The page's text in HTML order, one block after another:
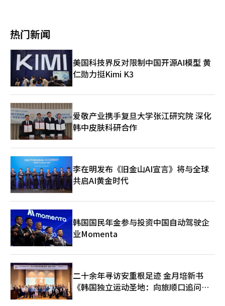
生育计划，生育计划平均为1.54人，明显高于有配偶者。 去年表示
有结婚意向的受访者占比62.2%，较2021年的50.8%上升11.4个百
分点。尚未决定是否结婚的受访者从2021年的23.9%下降到去年
的19.4%，表示尚无结婚意向的受访者从11.9%降至6.7%。研究
人员指出，该趋势出现的原因是疫情期间结婚意向跌至谷底后反
弹，还是真正转为增长趋势，还需进一步深入分析。 与此同时，
在无结婚意向的人群中，占比最多的原因是“对目前生活感到满
意”（58.4%），其后依次是“经济能力不足”（11.4%）、“没
有遇到合适对象”（10.2%）。女性群体中“对目前生活感到满
意”而不考虑结婚的比例达63.4%，比男性高9.5个百分点；而男
性群体中“经济能力不足”原因占比为17%，比女性高10.9个百分
点。 此外，已婚者在结婚时看重的价值观依次是“爱
情”（81.9%）、“伴侣关系”（81.8%）、“经济稳
向的未婚者择偶标准则依次为“伴侣关系”（82.4%）、“爱
情”（78.5%）、“经济稳定”（69.8%）和“满足家庭与社会期
待”（44.2%）。 研究人员表示，已婚者与未婚者的价值观差距微
小，但也可以看出相比实现爱情，当代青年更重视建立良好的伴侣
关系，并且注重现实层面的经济稳定，因此未来婚姻可能更加趋向
理性选择。 【图片来源 网络】
热门新闻
美国科技界反对限制中国开源AI模型 黄
仁勋力挺Kimi K3
爱敬产业携手复旦大学张江研究院 深化
韩中皮肤科研合作
李在明发布《旧金山AI宣言》将与全球
共启AI黄金时代
韩国国民年金参与投资中国自动驾驶企
业Momenta
二十余年寻访安重根足迹 金月培新书
《韩国独立运动圣地：向旅顺口追问历